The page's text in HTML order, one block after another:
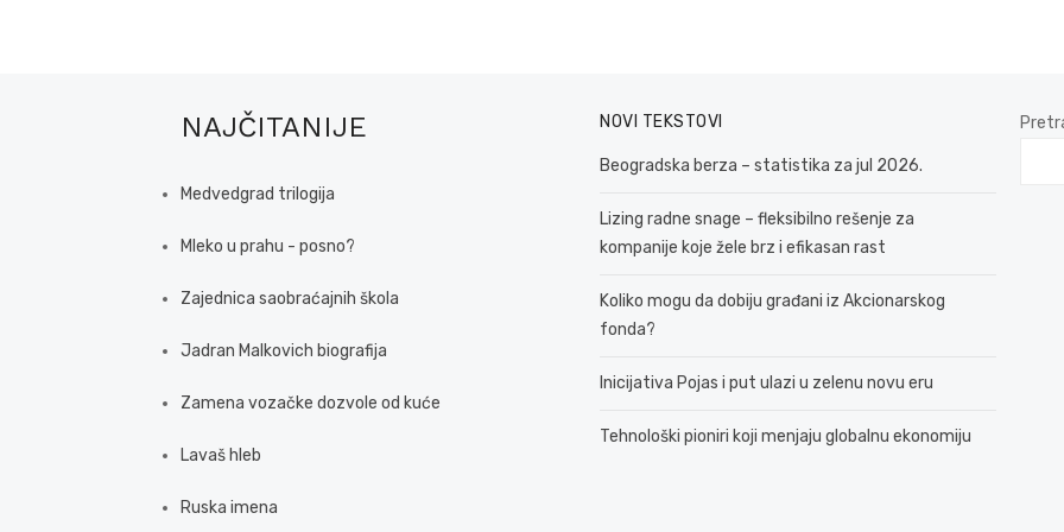
NAJČITANIJE
Medvedgrad trilogija
Mleko u prahu - posno?
Zajednica saobraćajnih škola
Jadran Malkovich biografija
Zamena vozačke dozvole od kuće
Lavaš hleb
Ruska imena
NOVI TEKSTOVI
Beogradska berza – statistika za jul 2026.
Lizing radne snage – fleksibilno rešenje za
kompanije koje žele brz i efikasan rast
Koliko mogu da dobiju građani iz Akcionarskog
fonda?
Inicijativa Pojas i put ulazi u zelenu novu eru
Tehnološki pioniri koji menjaju globalnu ekonomiju